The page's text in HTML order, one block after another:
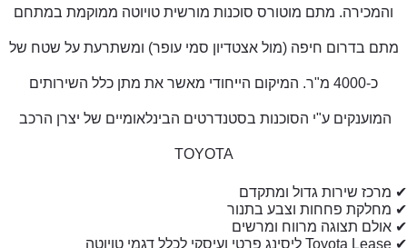
והמכירה. מתם מוטורס סוכנות מורשית טויוטה ממוקמת במתחם
מתם בדרום חיפה (מול אצטדיון סמי עופר) ומשתרעת על שטח של
כ-4000 מ"ר. המיקום הי יחודי מאשר את מתן כלל השירותים
המוענקים ע"י הסוכנות בסטנדרטים הבינלאומיים של יצרן הרכב
TOYOTA
✔ מרכז שירות גדול ומתקדם
✔ מחלקת פחחות וצבע בתנור
✔ אולם תצוגה מרווח ומרשים
✔
Toyota Lease ליסינג פרטי ועיסקי לכלל דגמי טויוטה